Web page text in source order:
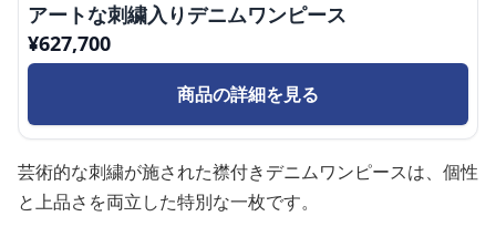
アートな刺繍入りデニムワンピース
¥627,700
商品の詳細を見る
芸術的な刺繍が施された襟付きデニムワンピースは、個性
と上品さを両立した特別な一枚です。